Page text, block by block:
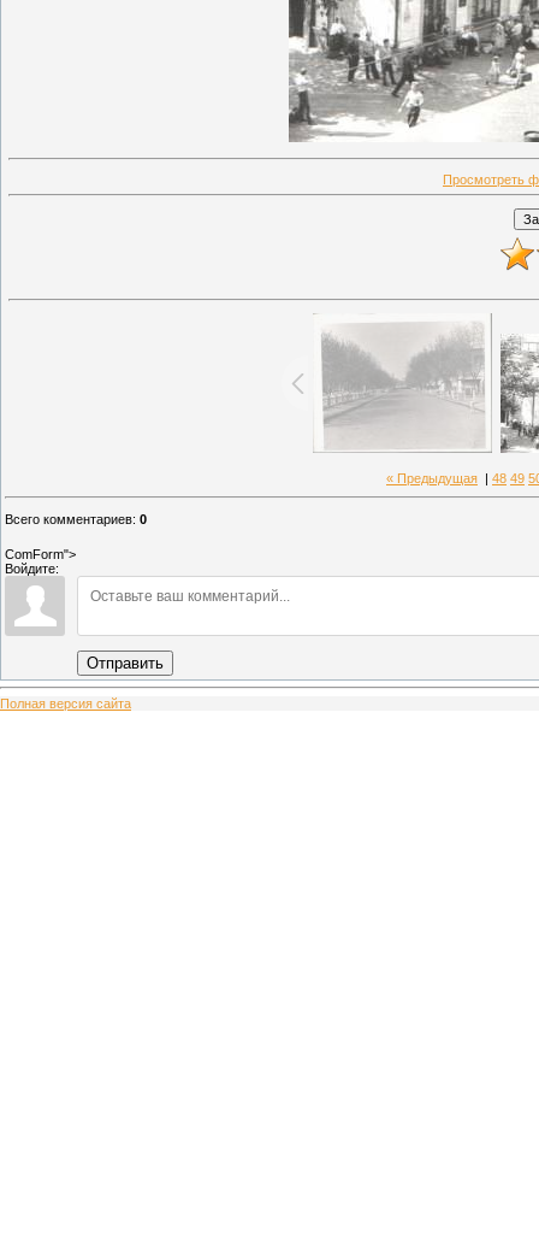
Просмотреть
« Предыдущая 48 49
Всего комментариев: 0
ComForm">
Войдите:
Отправить
Полная версия сайта